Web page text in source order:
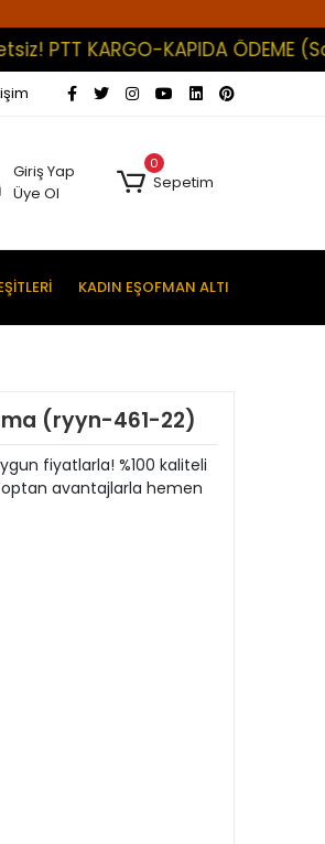
KAPIDA ÖDEME
Giriş Yap
Üye Ol
0
Sepetim
KADIN EŞOFMAN ALTI
(ryyn-461-22)
fiyatlarla! %100 kaliteli
avantajlarla hemen